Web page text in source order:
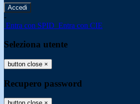
-
Entra con SPID Entra con CIE
Seleziona utente
button close ×
Recupero password